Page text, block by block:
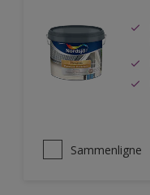
Sammenligne